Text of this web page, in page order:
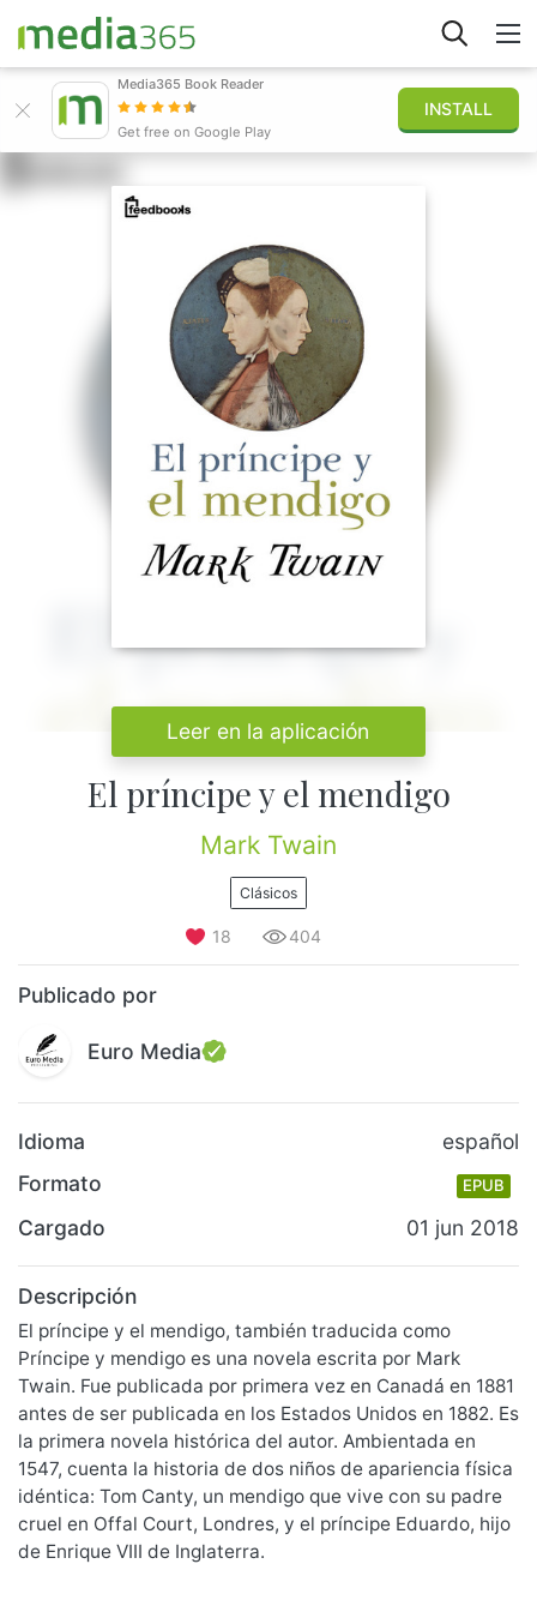
Publicar
Media365 Book Reader
Get free on Google Play
INSTALL
Leer en la aplicación
El príncipe y el mendigo
Mark Twain
Clásicos
18 404
Publicado por
Euro Media
Idioma
español
Formato
EPUB
Cargado 01 jun 2018
Descripción
El príncipe y el mendigo, también traducida como
Príncipe y mendigo es una novela escrita por Mark
Twain. Fue publicada por primera vez en Canadá en 1881
antes de ser publicada en los Estados Unidos en 1882. Es
la primera novela histórica del autor. Ambientada en
1547, cuenta la historia de dos niños de apariencia física
idéntica: Tom Canty, un mendigo que vive con su padre
cruel en Offal Court, Londres, y el príncipe Eduardo, hijo
de Enrique VIII de Inglaterra.